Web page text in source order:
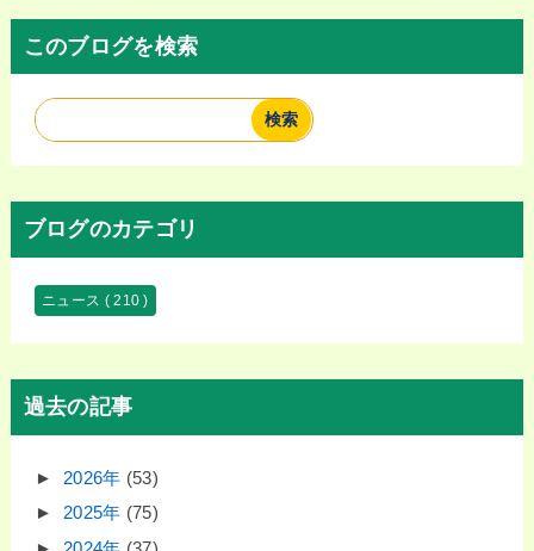
このブログを検索
ブログのカテゴリ
ニュース ( 210 )
過去の記事
► 2026年 (53)
► 2025年 (75)